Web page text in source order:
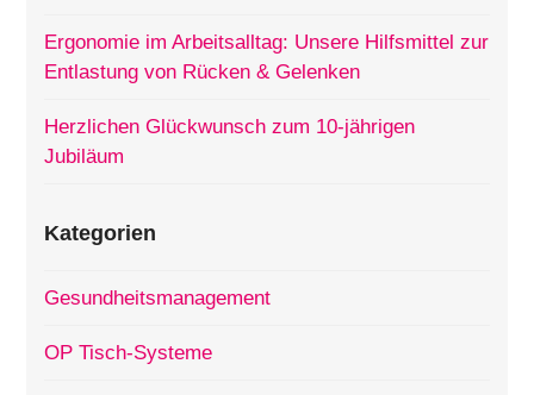
Ergonomie im Arbeitsalltag: Unsere Hilfsmittel zur
Entlastung von Rücken & Gelenken
Herzlichen Glückwunsch zum 10-jährigen
Jubiläum
Kategorien
Gesundheitsmanagement
OP Tisch-Systeme